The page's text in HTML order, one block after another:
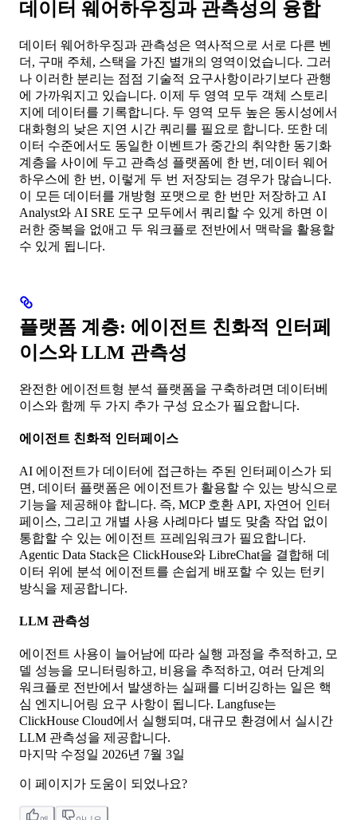
데이터 웨어하우징과 관측성의 융합
데이터 웨어하우징과 관측성은 역사적으로 서로 다른 벤
더, 구매 주체, 스택을 가진 별개의 영역이었습니다. 그러
나 이러한 분리는 점점 기술적 요구사항이라기보다 관행
에 가까워지고 있습니다. 이제 두 영역 모두 객체 스토리
지에 데이터를 기록합니다. 두 영역 모두 높은 동시성에서
대화형의 낮은 지연 시간 쿼리를 필요로 합니다. 또한 데
이터 수준에서도 동일한 이벤트가 중간의 취약한 동기화
계층을 사이에 두고 관측성 플랫폼에 한 번, 데이터 웨어
하우스에 한 번, 이렇게 두 번 저장되는 경우가 많습니다.
이 모든 데이터를 개방형 포맷으로 한 번만 저장하고 AI
Analyst와 AI SRE 도구 모두에서 쿼리할 수 있게 하면 이
러한 중복을 없애고 두 워크플로 전반에서 맥락을 활용할
수 있게 됩니다.
플랫폼 계층: 에이전트 친화적 인터페
이스와 LLM 관측성
완전한 에이전트형 분석 플랫폼을 구축하려면 데이터베
이스와 함께 두 가지 추가 구성 요소가 필요합니다.
에이전트 친화적 인터페이스
AI 에이전트가 데이터에 접근하는 주된 인터페이스가 되
면, 데이터 플랫폼은 에이전트가 활용할 수 있는 방식으로
기능을 제공해야 합니다. 즉, MCP 호환 API, 자연어 인터
페이스, 그리고 개별 사용 사례마다 별도 맞춤 작업 없이
통합할 수 있는 에이전트 프레임워크가 필요합니다.
Agentic Data Stack은 ClickHouse와 LibreChat을 결합해 데
이터 위에 분석 에이전트를 손쉽게 배포할 수 있는 턴키
방식을 제공합니다.
LLM 관측성
에이전트 사용이 늘어남에 따라 실행 과정을 추적하고, 모
델 성능을 모니터링하고, 비용을 추적하고, 여러 단계의
워크플로 전반에서 발생하는 실패를 디버깅하는 일은 핵
심 엔지니어링 요구 사항이 됩니다. Langfuse는
ClickHouse Cloud에서 실행되며, 대규모 환경에서 실시간
LLM 관측성을 제공합니다.
마지막 수정일 2026년 7월 3일
이 페이지가 도움이 되었나요?